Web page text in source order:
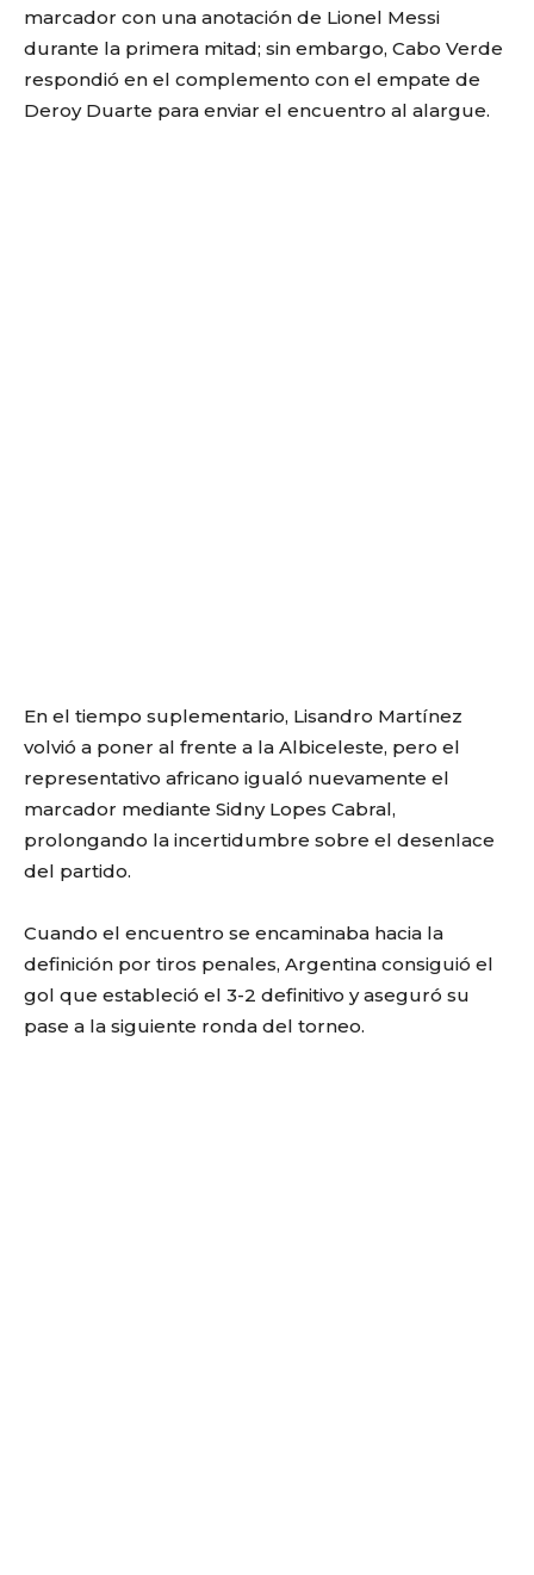
marcador con una anotación de Lionel Messi
durante la primera mitad; sin embargo, Cabo Verde
respondió en el complemento con el empate de
Deroy Duarte para enviar el encuentro al alargue.
En el tiempo suplementario, Lisandro Martínez
volvió a poner al frente a la Albiceleste, pero el
representativo africano igualó nuevamente el
marcador mediante Sidny Lopes Cabral,
prolongando la incertidumbre sobre el desenlace
del partido.
Cuando el encuentro se encaminaba hacia la
definición por tiros penales, Argentina consiguió el
gol que estableció el 3-2 definitivo y aseguró su
pase a la siguiente ronda del torneo.